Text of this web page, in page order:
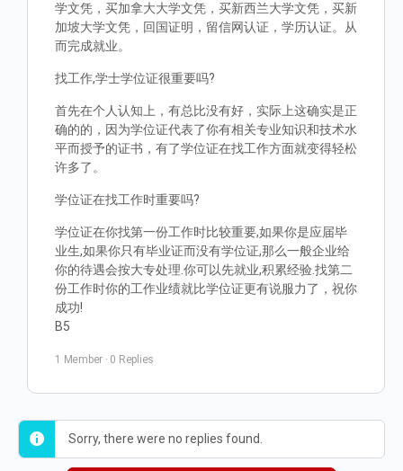
学文凭，买加拿大大学文凭，买新西兰大学文凭，买新
加坡大学文凭，回国证明，留信网认证，学历认证。从
而完成就业。
找工作,学士学位证很重要吗?
首先在个人认知上，有总比没有好，实际上这确实是正
确的的，因为学位证代表了你有相关专业知识和技术水
平而授予的证书，有了学位证在找工作方面就变得轻松
许多了。
学位证在找工作时重要吗?
学位证在你找第一份工作时比较重要,如果你是应届毕
业生,如果你只有毕业证而没有学位证,那么一般企业给
你的待遇会按大专处理.你可以先就业,积累经验.找第二
份工作时你的工作业绩就比学位证更有说服力了，祝你
成功!
B5
1 Member · 0 Replies
Sorry, there were no replies found.